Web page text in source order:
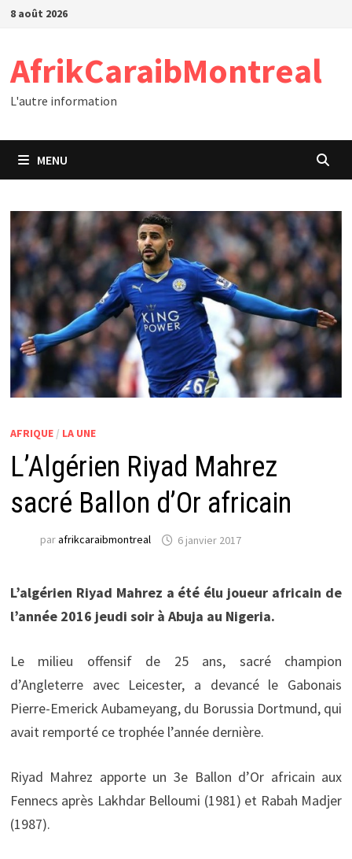
Passer
8 août 2026
AfrikCaraibMontreal
L'autre information
MENU
AFRIQUE/ LA UNE
L’Algérien Riyad Mahrez
sacré Ballon d’Or africain
parafrikcaraibmontreal 6 janvier 2017
L’algérien Riyad Mahrez a été élu joueur africain de
l’année 2016 jeudi soir à Abuja au Nigeria.
Le milieu offensif de 25 ans, sacré champion
d’Angleterre avec Leicester, a devancé le Gabonais
Pierre-Emerick Aubameyang, du Borussia Dortmund, qui
avait remporté ce trophée l’année dernière.
Riyad Mahrez apporte un 3e Ballon d’Or africain aux
Fennecs après Lakhdar Belloumi (1981) et Rabah Madjer
(1987).